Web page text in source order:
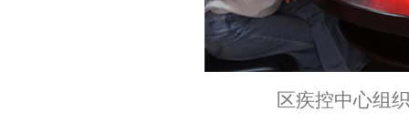
区疾控中心组